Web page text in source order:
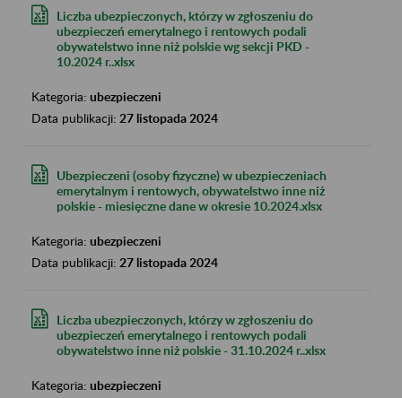
Liczba ubezpieczonych, którzy w zgłoszeniu do
ubezpieczeń emerytalnego i rentowych podali
obywatelstwo inne niż polskie wg sekcji PKD -
10.2024 r..xlsx
Kategoria: ubezpieczeni
Data publikacji: 27 listopada 2024
Ubezpieczeni (osoby fizyczne) w ubezpieczeniach
emerytalnym i rentowych, obywatelstwo inne niż
polskie - miesięczne dane w okresie 10.2024.xlsx
Kategoria: ubezpieczeni
Data publikacji: 27 listopada 2024
Liczba ubezpieczonych, którzy w zgłoszeniu do
ubezpieczeń emerytalnego i rentowych podali
obywatelstwo inne niż polskie - 31.10.2024 r..xlsx
Kategoria: ubezpieczeni